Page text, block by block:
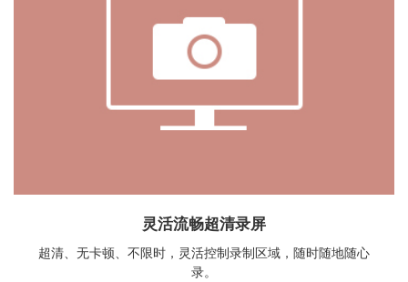
灵活流畅超清录屏
超清、无卡顿、不限时，灵活控制录制区域，随时随地随心
录。